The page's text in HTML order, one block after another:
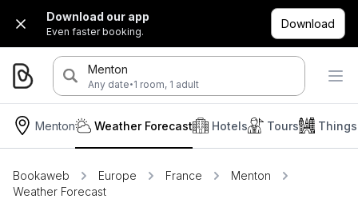
Download our app
Even faster booking.
Download
Menton
Any date·1 room, 1 adult
Menton Hotels Tours
Weather Forecast
Bookaweb Europe France
Menton
Weather Forecast